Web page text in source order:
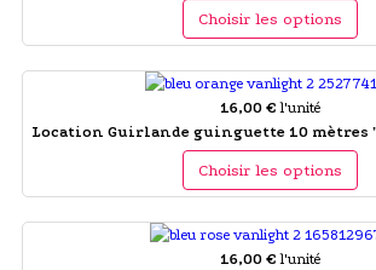
Choisir les options
16,00 € l'unité
Location Guirlande guinguette 10 mètres
Choisir les options
16,00 € l'unité